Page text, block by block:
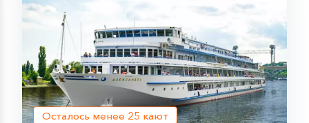
Осталось менее 25 кают